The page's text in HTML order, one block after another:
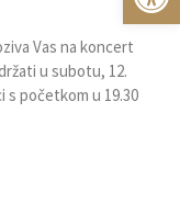
Vas na koncert
u subotu, 12.
s početkom u 19.30